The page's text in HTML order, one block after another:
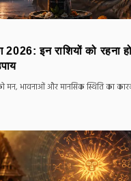
इन राशियों को रहना
मन, भावनाओं और मानसिक स्थिति का